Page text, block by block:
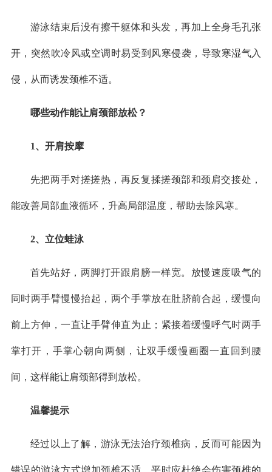
游泳结束后没有擦干躯体和头发，再加上全身毛孔张
开，突然吹冷风或空调时易受到风寒侵袭，导致寒湿气入
侵，从而诱发颈椎不适。
哪些动作能让肩颈部放松？
1、开肩按摩
先把两手对搓搓热，再反复揉搓颈部和颈肩交接处，
能改善局部血液循环，升高局部温度，帮助去除风寒。
2、立位蛙泳
首先站好，两脚打开跟肩膀一样宽。放慢速度吸气的
同时两手臂慢慢抬起，两个手掌放在肚脐前合起，缓慢向
前上方伸，一直让手臂伸直为止；紧接着缓慢呼气时两手
掌打开，手掌心朝向两侧，让双手缓慢画圈一直回到腰
间，这样能让肩颈部得到放松。
温馨提示
经过以上了解，游泳无法治疗颈椎病，反而可能因为
错误的游泳方式增加颈椎不适。平时应杜绝会伤害颈椎的